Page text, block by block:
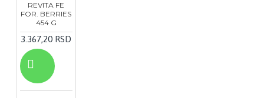
REVITA FE
FOR. BERRIES
454 G
3.367,20 RSD